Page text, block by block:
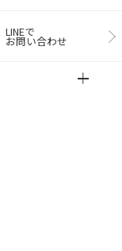
LINEで
お問い合わせ